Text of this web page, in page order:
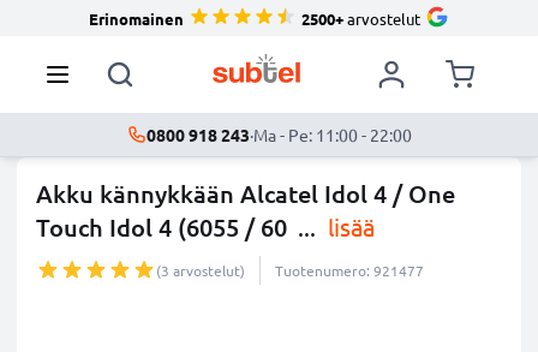
Erinomainen 2500+arvostelut
0800 918 243·Ma - Pe: 11:00 - 22:00
Akku kännykkään Alcatel Idol 4 / One
Touch Idol 4 (6055 / 60 ... lisää
(3 arvostelut) Tuotenumero: 921477